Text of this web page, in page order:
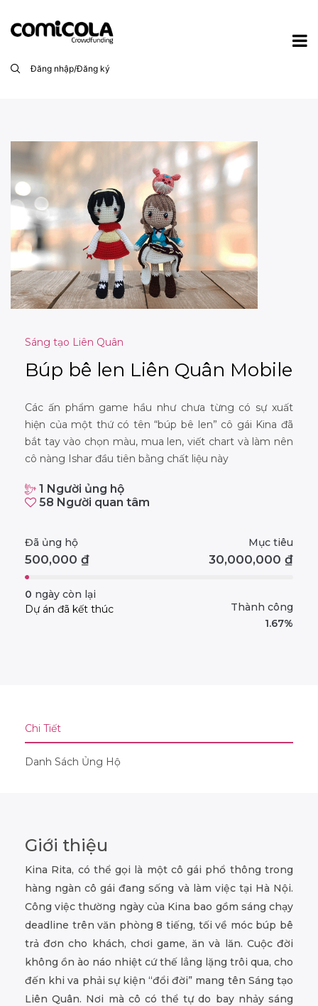
Đăng nhập/Đăng ký
Sáng tạo Liên Quân
Búp bê len Liên Quân Mobile
Các ấn phẩm game hầu như chưa từng có sự xuất
hiện của một thứ có tên “búp bê len” cô gái Kina đã
bắt tay vào chọn màu, mua len, viết chart và làm nên
cô nàng Ishar đầu tiên bằng chất liệu này
1 Người ủng hộ
58 Người quan tâm
500,000 ₫
Đã ủng hộ
30,000,000 ₫
Mục tiêu
0 ngày còn lại
1.67%
Thành công
Dự án đã kết thúc
Chi Tiết
Danh Sách Ủng Hộ
Giới thiệu
Kina Rita, có thể gọi là một cô gái phổ thông trong
hàng ngàn cô gái đang sống và làm việc tại Hà Nội.
Công việc thường ngày của Kina bao gồm sáng chạy
deadline trên văn phòng 8 tiếng, tối về móc búp bê
trả đơn cho khách, chơi game, ăn và lăn. Cuộc đời
không ồn ào náo nhiệt cứ thế lẳng lặng trôi qua, cho
đến khi va phải sự kiện “đổi đời” mang tên Sáng tạo
Liên Quân. Nơi mà cô có thể tự do bay nhảy sáng